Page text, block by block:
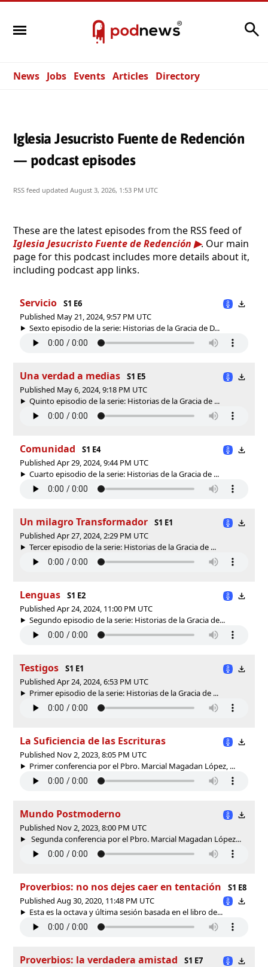
News Jobs Events Articles Directory
Iglesia Jesucristo Fuente de Redención
— podcast episodes
RSS feed updated August 3, 2026, 1:53 PM UTC
These are the latest episodes from the RSS feed of
Iglesia Jesucristo Fuente de Redención
. Our main
page for this podcast includes more details about it,
including podcast app links.
Servicio
S1 E6
Published May 21, 2024, 9:57 PM UTC
Sexto episodio de la serie: Historias de la Gracia de D...
Una verdad a medias
S1 E5
Published May 6, 2024, 9:18 PM UTC
Quinto episodio de la serie: Historias de la Gracia de ...
Comunidad
S1 E4
Published Apr 29, 2024, 9:44 PM UTC
Cuarto episodio de la serie: Historias de la Gracia de ...
Un milagro Transformador
S1 E1
Published Apr 27, 2024, 2:29 PM UTC
Tercer episodio de la serie: Historias de la Gracia de ...
Lenguas
S1 E2
Published Apr 24, 2024, 11:00 PM UTC
Segundo episodio de la serie: Historias de la Gracia de...
Testigos
S1 E1
Published Apr 24, 2024, 6:53 PM UTC
Primer episodio de la serie: Historias de la Gracia de ...
La Suficiencia de las Escrituras
Published Nov 2, 2023, 8:05 PM UTC
Primer conferencia por el Pbro. Marcial Magadan López, ...
Mundo Postmoderno
Published Nov 2, 2023, 8:00 PM UTC
Segunda conferencia por el Pbro. Marcial Magadan López...
Proverbios: no nos dejes caer en tentación
S1 E8
Published Aug 30, 2020, 11:48 PM UTC
Esta es la octava y última sesión basada en el libro de...
Proverbios: la verdadera amistad
S1 E7